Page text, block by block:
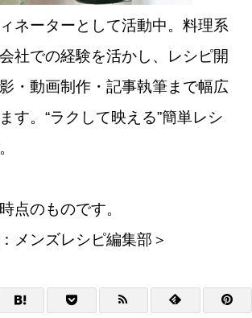
ネーターとして活動中。料理系
社での経験を活かし、レシピ開
・動画制作・記事執筆まで幅広
す。“ラクして映える”簡単レシ
点のものです。
メンズレシピ編集部＞